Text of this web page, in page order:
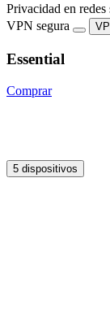
Privacidad en redes
VPN segura
Essential
Comprar
5 dispositivos